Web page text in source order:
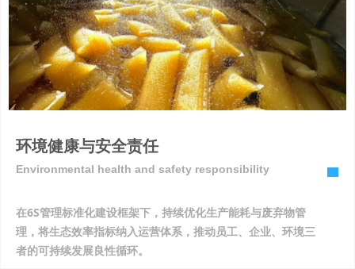
环境健康与安全责任
Environmental health and safety responsibility
在6S管理标准化建设框架下，持续优化生产能耗与废弃物管
理，将生态效率指标纳入运营体系，推动员工、企业、环境三
者的可持续发展良性循环。